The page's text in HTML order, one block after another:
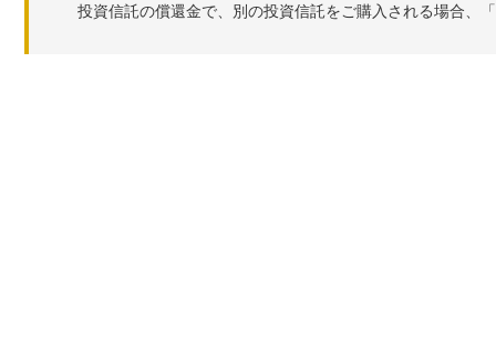
投資信託の償還金で、別の投資信託をご購入される場合、